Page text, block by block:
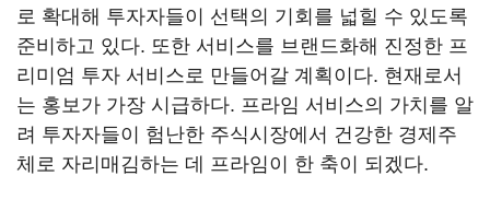
로 확대해 투자자들이 선택의 기회를 넓힐 수 있도록
준비하고 있다. 또한 서비스를 브랜드화해 진정한 프
리미엄 투자 서비스로 만들어갈 계획이다. 현재로서
는 홍보가 가장 시급하다. 프라임 서비스의 가치를 알
려 투자자들이 험난한 주식시장에서 건강한 경제주
체로 자리매김하는 데 프라임이 한 축이 되겠다.